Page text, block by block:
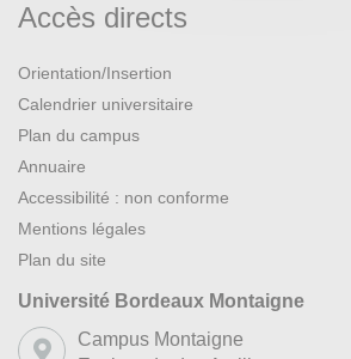
Accès directs
Orientation/Insertion
Calendrier universitaire
Plan du campus
Annuaire
Accessibilité : non conforme
Mentions légales
Plan du site
Université Bordeaux Montaigne
Campus Montaigne